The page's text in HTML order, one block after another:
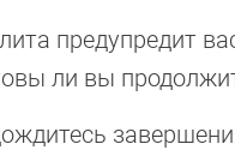
предупредит
ли вы